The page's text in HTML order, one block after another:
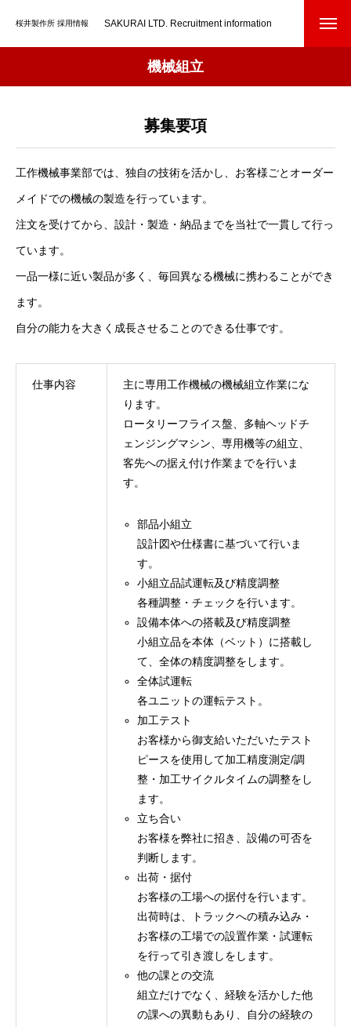
桜井製作所 採用情報 SAKURAI LTD. Recruitment information
機械組立
募集要項
工作機械事業部では、独自の技術を活かし、お客様ごとオーダー
メイドでの機械の製造を行っています。
注文を受けてから、設計・製造・納品までを当社で一貫して行っ
ています。
一品一様に近い製品が多く、毎回異なる機械に携わることができ
ます。
自分の能力を大きく成長させることのできる仕事です。
仕事内容
主に専用工作機械の機械組立作業にな
ります。
ロータリーフライス盤、多軸ヘッドチ
ェンジングマシン、専用機等の組立、
客先への据え付け作業までを行いま
す。
部品小組立
設計図や仕様書に基づいて行いま
す。
小組立品試運転及び精度調整
各種調整・チェックを行います。
設備本体への搭載及び精度調整
小組立品を本体（ベット）に搭載し
て、全体の精度調整をします。
全体試運転
各ユニットの運転テスト。
加工テスト
お客様から御支給いただいたテスト
ピースを使用して加工精度測定/調
整・加工サイクルタイムの調整をし
ます。
立ち合い
お客様を弊社に招き、設備の可否を
判断します。
出荷・据付
お客様の工場への据付を行います。
出荷時は、トラックへの積み込み・
お客様の工場での設置作業・試運転
を行って引き渡しをします。
他の課との交流
組立だけでなく、経験を活かした他
の課への異動もあり、自分の経験の